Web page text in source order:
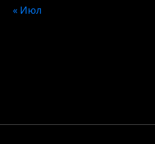
« Июл